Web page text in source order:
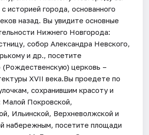
историей города, основанного
назад. Вы увидите основные
Нижнего Новгорода:
собор Александра Невского,
и др., посетите
(Рождественскую) церковь –
ХVII века.Вы проедете по
сохранившим красоту и
Малой Покровской,
Ильинской, Верхневолжской и
набережным, посетите площади